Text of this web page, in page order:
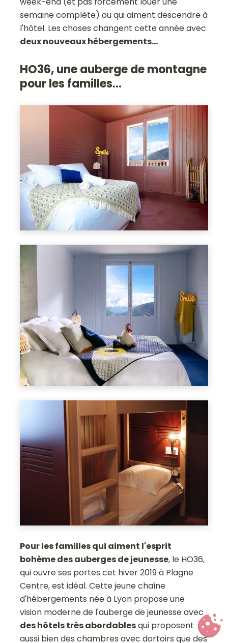
semaine complète) ou qui aiment descendre à
l'hôtel. Les choses changent cette année avec
deux nouveaux hébergements...
HO36, une auberge de montagne
pour les familles...
Pour les familles qui aiment l'esprit
bohème des auberges de jeunesse, le HO36,
qui ouvre ses portes cet hiver 2019 à Plagne
Centre, est idéal. Cette jeune chaîne
d'hébergements née à Lyon propose une
vision moderne de l'auberge de jeunesse avec
des hôtels très abordablesqui proposent
aussi bien des chambres avec dortoirs que des